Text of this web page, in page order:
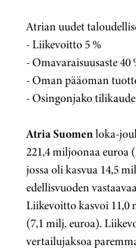
Atrian uudet
- Liikevoitto 5 %
- Omavaraisuusaste 40
- Oman pääoman
- Osingonjako
Atria Suomenloka-
221,4 miljoonaa euroa
jossa oli kasvua 14,5
edellisvuoden
Liikevoitto kasvoi 11,0
(7,1 milj. euroa).
vertailujaksoa